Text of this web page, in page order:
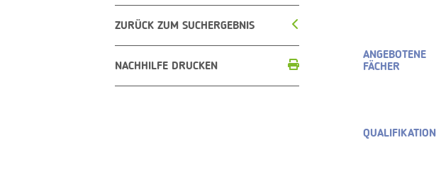
ZURÜCK ZUM SUCHERGEBNIS
NACHHILFE DRUCKEN
ANGEBOTENE
FÄCHER
QUALIFIKATION